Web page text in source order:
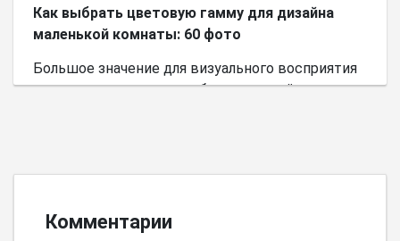
Как выбрать цветовую гамму для дизайна
маленькой комнаты: 60 фото
Большое значение для визуального восприятия
пространства имеет выбор цветовой палитры.
Комментарии